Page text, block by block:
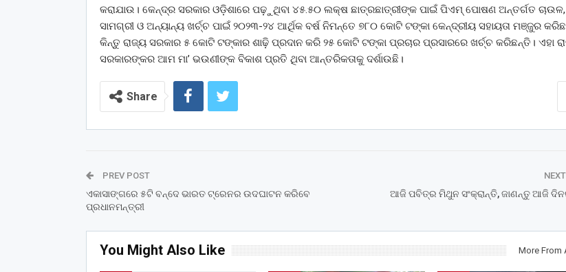
କରାଯାଉ। କେନ୍ଦ୍ର ସରକାର ଓଡ଼ିଶାରେ ପଢ଼ୁଥିବା ୪୫.୫୦ ଲକ୍ଷ ଛାତ୍ରଛାତ୍ରୀଙ୍କ ପାଇଁ ପିଏମ୍‌ ପୋଷଣ ଅନ୍ତର୍ଗତ
ସାମଗ୍ରୀ ଓ ଅନ୍ୟାନ୍ୟ ଖର୍ଚ୍ଚ ପାଇଁ ୨୦୨୩-୨୪ ଆର୍ଥିକ ବର୍ଷ ନିମନ୍ତେ ୭୮୦ କୋଟି ଟଙ୍କା କେନ୍ଦ୍ରୀୟ ସହାୟତା ମଞ୍ଜୁର
କିନ୍ତୁ ରାଜ୍ୟ ସରକାର ୫ କୋଟି ଟଙ୍କାର ଶାଢ଼ି ପ୍ରଦାନ କରି ୨୫ କୋଟି ଟଙ୍କା ପ୍ରଚାର ପ୍ରସାରରେ ଖର୍ଚ୍ଚ କରିଛନ୍ତି। ଏହା
ସରକାରଙ୍କର ଆମ ମା’ ଭଉଣୀଙ୍କ ବିକାଶ ପ୍ରତି ଥିବା ଆନ୍ତରିକତାକୁ ଦର୍ଶାଉଛି।
Share
PREV POST
ଏକାସାଙ୍ଗରେ ୫ଟି ବନ୍ଦେ ଭାରତ ଟ୍ରେନର ଉଦଘାଟନ କରିବେ
ପ୍ରଧାନମନ୍ତ୍ରୀ
ଆଜି ପବିତ୍ର ମିଥୁନ ସଂକ୍ରାନ୍ତି, ଜାଣନ୍ତୁ ଆଜି
You Might Also Like More From